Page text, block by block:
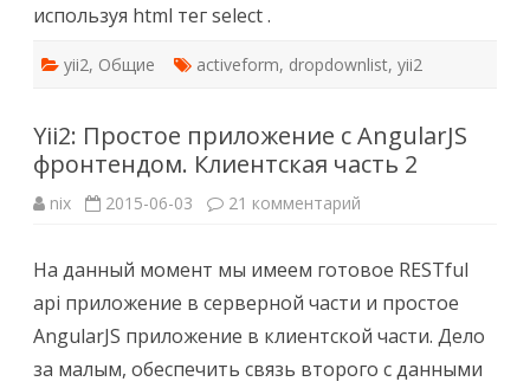
используя html тег select .
yii2, Общие activeform, dropdownlist, yii2
Yii2: Простое приложение c AngularJS
фронтендом. Клиентская часть 2
nix 2015-06-03 21 комментарий
приложение
c
AngularJS
фронтендом.
Клиентская
часть
2
На данный момент мы имеем готовое RESTful
api приложение в серверной части и простое
AngularJS приложение в клиентской части. Дело
за малым, обеспечить связь второго с данными